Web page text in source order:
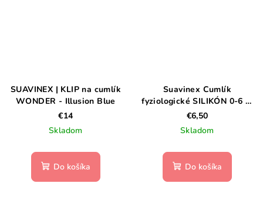
SUAVINEX | KLIP na cumlík
WONDER - Illusion Blue
€14
Skladom
Do košíka
Suavinex Cumlík
fyziologické SILIKÓN 0-6 m
SX PRO - COLOUR
ESENCE-žltý
€6,50
Skladom
Do košíka